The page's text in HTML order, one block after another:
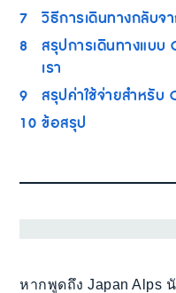
7 วิธีการเดินทางกลับจ
8 สรุปการเดินทางแบบ
เรา
9 สรุปค่าใช้จ่ายสำหรับ
10 ข้อสรุป
หากพูดถึง Japan Alps